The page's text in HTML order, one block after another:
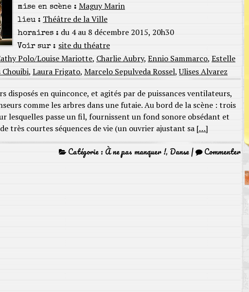
mise en scène : Maguy Marin
lieu : Théâtre de la Ville
horaires : du 4 au 8 décembre 2015, 20h30
Voir sur : site du théatre
Polo/Louise Mariotte, Charlie Aubry, Ennio Sammarco, Estelle
Chouibi, Laura Frigato, Marcelo Sepulveda Rossel,Ulises Alvarez
disposés en quinconce, et agités par de puissances ventilateurs,
comme les arbres dans une futaie. Au bord de la scène : trois
lesquelles passe un fil, fournissent un fond sonore obsédant et
très courtes séquences de vie (un ouvrier ajustant sa […]
Catégorie : À ne pas manquer !, Danse| Commenter